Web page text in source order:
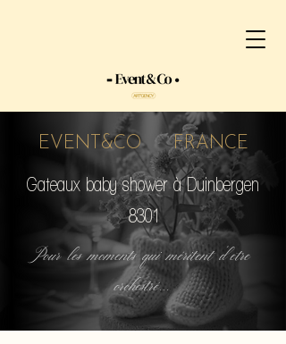
EVENT&CO FRANCE
Gateaux baby shower à Duinbergen
8301
Pour les moments qui méritent d'etre
orchestré...